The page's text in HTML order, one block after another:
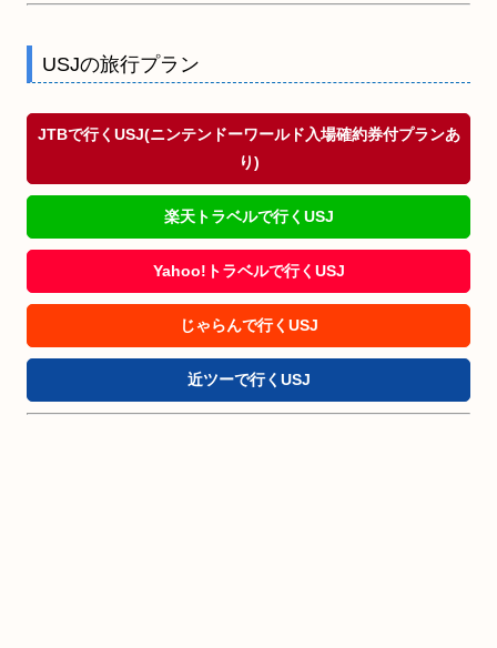
USJの旅行プラン
JTBで行くUSJ(ニンテンドーワールド入場確約券付プランあ
り)
楽天トラベルで行くUSJ
Yahoo!トラベルで行くUSJ
じゃらんで行くUSJ
近ツーで行くUSJ